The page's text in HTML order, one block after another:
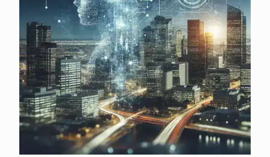
r
e
i
c
i
e
n
t
e
m
e
a
n
c
e
r
s
:
G
r
e
H
e
r
r
a
m
i
e